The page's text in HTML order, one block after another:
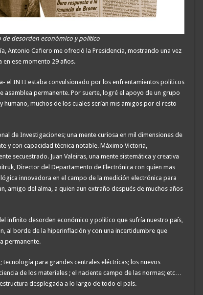
desorden económico y político
Antonio Cafiero me ofreció la Presidencia, mostrando una vez
ese momento 29 años.
el INTI estaba convulsionado por los enfrentamientos políticos
asamblea permanente. Por suerte, logré el apoyo de un grupo
humano, muchos de los cuales serían mis amigos por el resto
de Investigaciones; una mente curiosa en mil dimensiones de
y con capacidad técnica notable. Máximo Victoria,
secuestrado. Juan Valeiras, una mente sistemática y creativa
Director del Departamento de Electrónica con quien mas
innovadora en el campo de la medición electrónica para
amigo del alma, a quien aun extraño después de muchos años
infinito desorden económico y político que sufría nuestro país,
al borde de la hiperinflación y con una incertidumbre que
permanente.
para grandes centrales eléctricas; los nuevos
de los materiales ; el naciente campo de las normas; etc…
desplegada a lo largo de todo el país.